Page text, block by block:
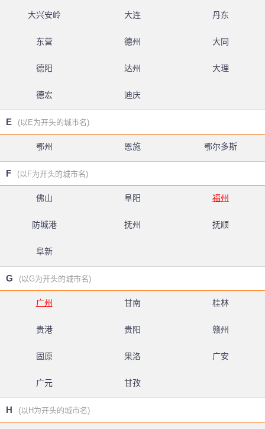
大兴安岭 大连 丹东
东营 德州 大同
德阳 达州 大理
德宏 迪庆
E (以E为开头的城市名)
鄂州 恩施 鄂尔多斯
F (以F为开头的城市名)
佛山 阜阳 福州
防城港 抚州 抚顺
阜新
G (以G为开头的城市名)
广州 甘南 桂林
贵港 贵阳 赣州
固原 果洛 广安
广元 甘孜
H (以H为开头的城市名)